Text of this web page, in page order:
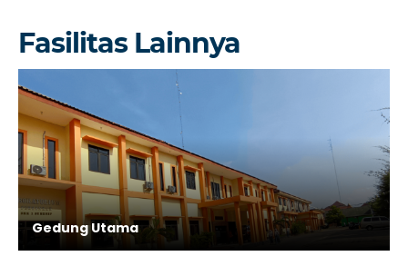
Fasilitas Lainnya
Gedung Utama